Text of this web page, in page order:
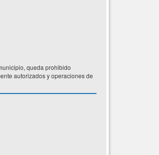
queda prohibido
autorizados y operaciones de